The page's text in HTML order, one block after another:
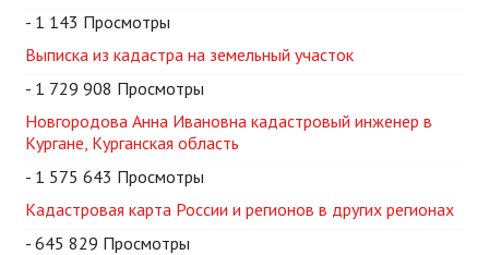
- 1 143 Просмотры
Выписка из кадастра на земельный участок
- 1 729 908 Просмотры
Новгородова Анна Ивановна кадастровый инженер в
Кургане, Курганская область
- 1 575 643 Просмотры
Кадастровая карта России и регионов в других регионах
- 645 829 Просмотры